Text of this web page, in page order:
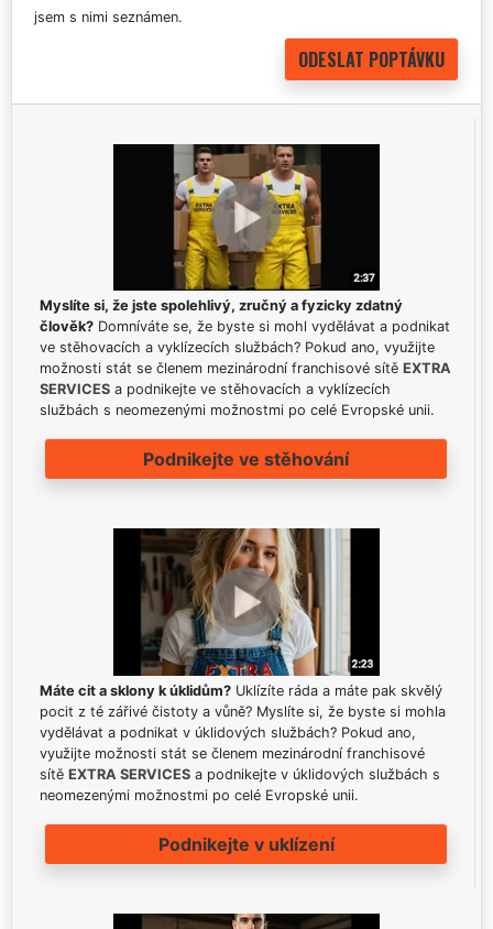
jsem s nimi seznámen.
Myslíte si, že jste spolehlivý, zručný a fyzicky zdatný
člověk? Domníváte se, že byste si mohl vydělávat a podnikat
ve stěhovacích a vyklízecích službách? Pokud ano, využijte
možnosti stát se členem mezinárodní franchisové sítě EXTRA
SERVICES a podnikejte ve stěhovacích a vyklízecích
službách s neomezenými možnostmi po celé Evropské unii.
Podnikejte ve stěhování
Máte cit a sklony k úklidům? Uklízíte ráda a máte pak skvělý
pocit z té zářivé čistoty a vůně? Myslíte si, že byste si mohla
vydělávat a podnikat v úklidových službách? Pokud ano,
využijte možnosti stát se členem mezinárodní franchisové
sítě EXTRA SERVICES a podnikejte v úklidových službách s
neomezenými možnostmi po celé Evropské unii.
Podnikejte v uklízení